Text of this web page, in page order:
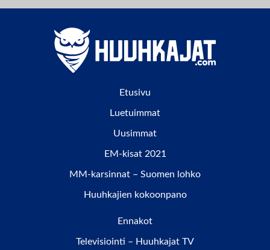
Etusivu
Luetuimmat
Uusimmat
EM-kisat 2021
MM-karsinnat – Suomen lohko
Huuhkajien kokoonpano
Ennakot
Televisiointi – Huuhkajat TV